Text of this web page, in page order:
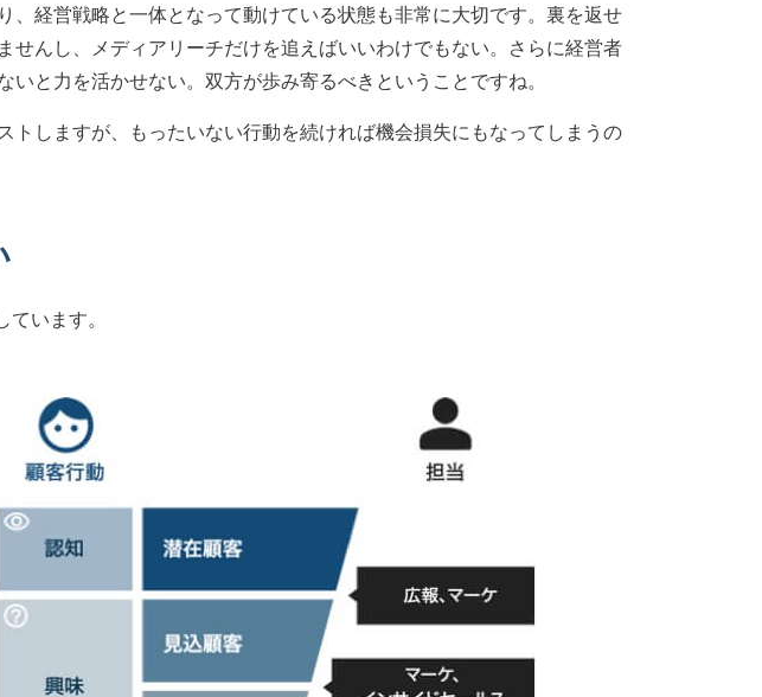
経営戦略と一体となって動けている状態も非常に大切です。裏を返せ
んし、メディアリーチだけを追えばいいわけでもない。さらに経営者
と力を活かせない。双方が歩み寄るべきということですね。
しますが、もったいない行動を続ければ機会損失にもなってしまうの
います。